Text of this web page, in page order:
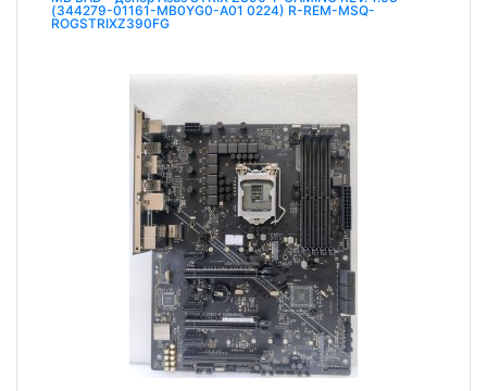
(344279-01161-MB0YG0-A01 0224) R-REM-MSQ-
ROGSTRIXZ390FG